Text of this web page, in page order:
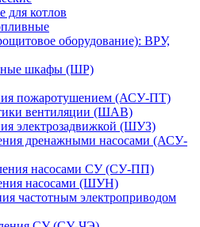
котлов
оборудование): ВРУ,
шкафы (ШР)
пожаротушением (АСУ-ПТ)
вентиляции (ШАВ)
электрозадвижкой (ШУЗ)
дренажными насосами (АСУ-
насосами СУ (СУ-ПП)
насосами (ШУН)
частотным электроприводом